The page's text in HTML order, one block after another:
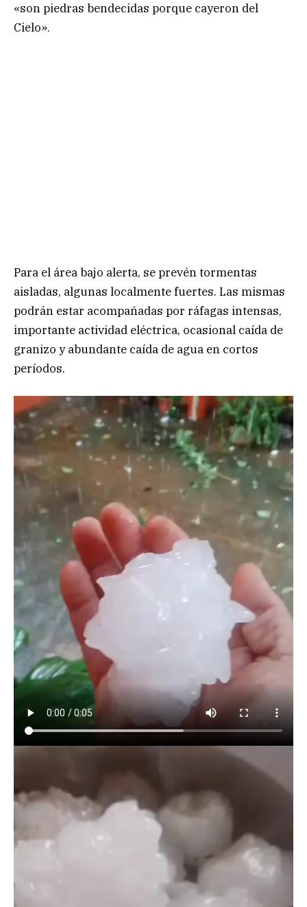
«son piedras bendecidas porque cayeron del
Cielo».
Para el área bajo alerta, se prevén tormentas
aisladas, algunas localmente fuertes. Las mismas
podrán estar acompañadas por ráfagas intensas,
importante actividad eléctrica, ocasional caída de
granizo y abundante caída de agua en cortos
períodos.